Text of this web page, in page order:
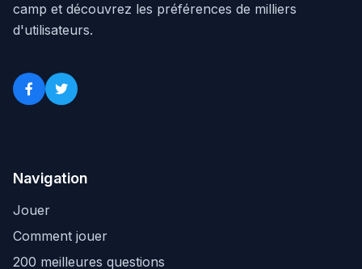
camp et découvrez les préférences de milliers
d'utilisateurs.
Navigation
Jouer
Comment jouer
200 meilleures questions